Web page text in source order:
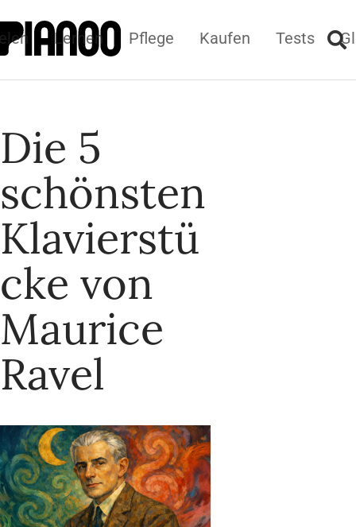
Lernen Pflege Kaufen Tests
Die 5
schönsten
Klavierstü
cke von
Maurice
Ravel